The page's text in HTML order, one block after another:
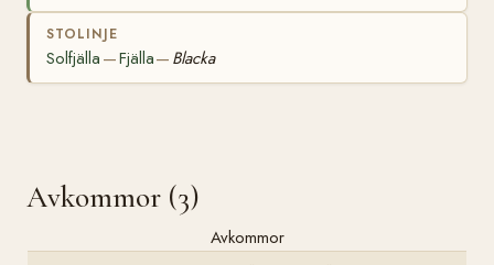
STOLINJE
Solfjälla —Fjälla— Blacka
Avkommor (3)
Avkommor